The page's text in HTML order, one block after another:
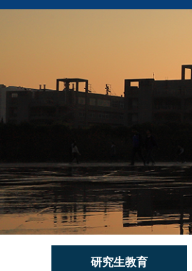
研究生教育